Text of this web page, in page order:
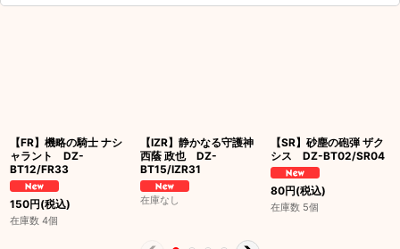
【FR】機略の騎士 ナシ
ャラント DZ-
BT12/FR33
150円(税込)
在庫数 4個
【IZR】静かなる守護神
西蔭 政也 DZ-
BT15/IZR31
在庫なし
【SR】砂塵の砲弾 ザク
シス DZ-BT02/SR04
80円(税込)
在庫数 5個